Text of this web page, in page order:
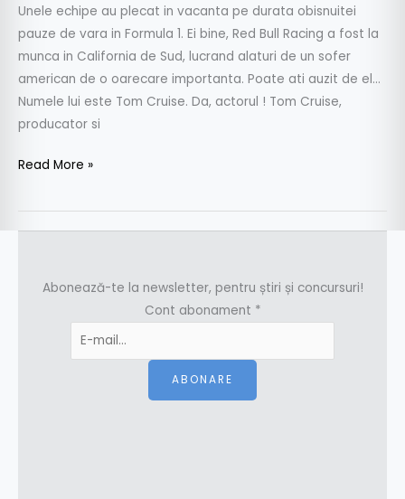
Unele echipe au plecat in vacanta pe durata obisnuitei
pauze de vara in Formula 1. Ei bine, Red Bull Racing a fost la
munca in California de Sud, lucrand alaturi de un sofer
american de o oarecare importanta. Poate ati auzit de el…
Numele lui este Tom Cruise. Da, actorul ! Tom Cruise,
producator si
Read More »
Abonează-te la newsletter, pentru știri și concursuri!
Cont abonament *
ABONARE